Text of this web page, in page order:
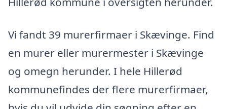
Vi fandt 39 murerfirmaer i Skævinge. Find
en murer eller murermester i Skævinge
og omegn herunder. I hele Hillerød
kommunefindes der flere murerfirmaer,